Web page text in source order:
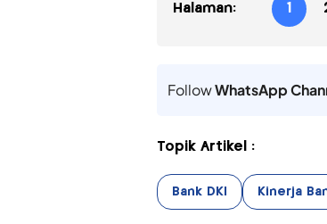
Halaman: 1
FollowWhatsApp
Topik Artikel :
Bank DKI Kinerja